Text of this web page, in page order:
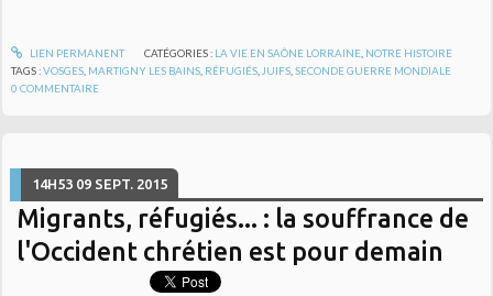
LIEN PERMANENT CATÉGORIES : LA VIE EN SAÔNE LORRAINE, NOTRE HISTOIRE
TAGS :VOSGES, MARTIGNY LES BAINS, RÉFUGIÉS,JUIFS,SECONDE GUERRE MONDIALE
0 COMMENTAIRE
14H53 09 SEPT. 2015
Migrants, réfugiés... : la souffrance de
l'Occident chrétien est pour demain